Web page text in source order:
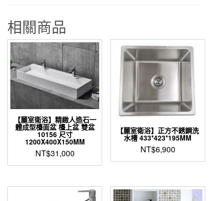
相關商品
【麗室衛浴】精緻人造石一
體成型檯面盆 檯上盆 雙盆
10156 尺寸
1200X400X150MM
NT$31,000
【麗室衛浴】正方不銹鋼洗
水槽 433*423*195MM
NT$6,900